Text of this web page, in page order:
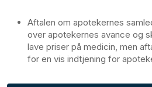
Aftalen om apotekernes
over apotekernes avance og
lave priser på medicin, men
for en vis indtjening for